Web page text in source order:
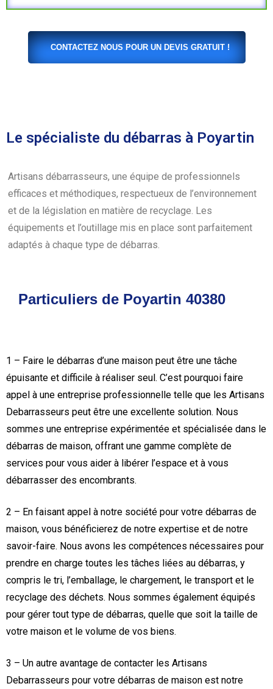
CONTACTEZ NOUS POUR UN DEVIS GRATUIT !
Le spécialiste du débarras à Poyartin
Artisans débarrasseurs, une équipe de professionnels
efficaces et méthodiques, respectueux de l’environnement
et de la législation en matière de recyclage. Les
équipements et l’outillage mis en place sont parfaitement
adaptés à chaque type de débarras.
Particuliers de Poyartin 40380
1 – Faire le débarras d’une maison peut être une tâche
épuisante et difficile à réaliser seul. C’est pourquoi faire
appel à une entreprise professionnelle telle que les Artisans
Debarrasseurs peut être une excellente solution. Nous
sommes une entreprise expérimentée et spécialisée dans le
débarras de maison, offrant une gamme complète de
services pour vous aider à libérer l’espace et à vous
débarrasser des encombrants.
2 – En faisant appel à notre société pour votre débarras de
maison, vous bénéficierez de notre expertise et de notre
savoir-faire. Nous avons les compétences nécessaires pour
prendre en charge toutes les tâches liées au débarras, y
compris le tri, l’emballage, le chargement, le transport et le
recyclage des déchets. Nous sommes également équipés
pour gérer tout type de débarras, quelle que soit la taille de
votre maison et le volume de vos biens.
3 – Un autre avantage de contacter les Artisans
Debarrasseurs pour votre débarras de maison est notre